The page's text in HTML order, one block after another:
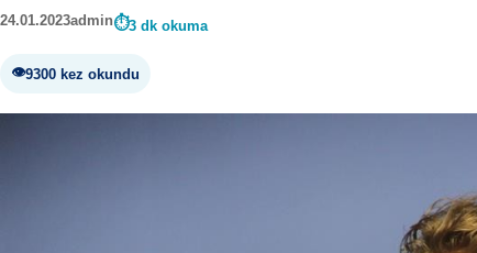
24.01.2023admin 3 dk okuma
9300 kez okundu